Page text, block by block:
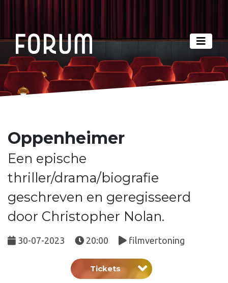
Oppenheimer
Een epische
thriller/drama/biografie
geschreven en geregisseerd
door Christopher Nolan.
30-07-2023 20:00 filmvertoning
Tickets